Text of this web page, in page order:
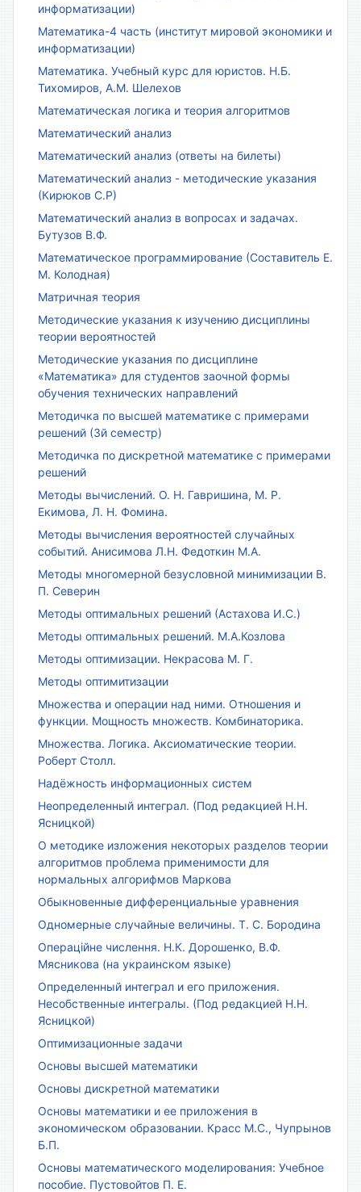
информатизации)
Математика-4 часть (институт мировой экономики и
информатизации)
Математика. Учебный курс для юристов. Н.Б.
Тихомиров, А.М. Шелехов
Математическая логика и теория алгоритмов
Математический анализ
Математический анализ (ответы на билеты)
Математический анализ - методические указания
(Кирюков С.Р)
Математический анализ в вопросах и задачах.
Бутузов В.Ф.
Математическое программирование (Составитель Е.
М. Колодная)
Матричная теория
Методические указания к изучению дисциплины
теории вероятностей
Методические указания по дисциплине
«Математика» для студентов заочной формы
обучения технических направлений
Методичка по высшей математике с примерами
решений (3й семестр)
Методичка по дискретной математике с примерами
решений
Методы вычислений. О. Н. Гавришина, М. Р.
Екимова, Л. Н. Фомина.
Методы вычисления вероятностей случайных
событий. Анисимова Л.Н. Федоткин М.А.
Методы многомерной безусловной минимизации В.
П. Северин
Методы оптимальных решений (Астахова И.С.)
Методы оптимальных решений. М.А.Козлова
Методы оптимизации. Некрасова М. Г.
Методы оптимитизации
Множества и операции над ними. Отношения и
функции. Мощность множеств. Комбинаторика.
Множества. Логика. Аксиоматические теории.
Роберт Столл.
Надёжность информационных систем
Неопределенный интеграл. (Под редакцией Н.Н.
Ясницкой)
О методике изложения некоторых разделов теории
алгоритмов проблема применимости для
нормальных алгорифмов Маркова
Обыкновенные дифференциальные уравнения
Одномерные случайные величины. Т. С. Бородина
Операційне числення. Н.К. Дорошенко, В.Ф.
Мясникова (на украинском языке)
Определенный интеграл и его приложения.
Несобственные интегралы. (Под редакцией Н.Н.
Ясницкой)
Оптимизационные задачи
Основы высшей математики
Основы дискретной математики
Основы математики и ее приложения в
экономическом образовании. Красс М.С., Чупрынов
Б.П.
Основы математического моделирования: Учебное
пособие. Пустовойтов П. Е.